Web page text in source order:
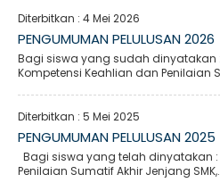
Diterbitkan : 4 Mei 2026
PENGUMUMAN PELULUSAN 2026
Bagi siswa yang sudah dinyatakan :
Kompetensi Keahlian dan Penilaian
Diterbitkan : 5 Mei 2025
PENGUMUMAN PELULUSAN 2025
Bagi siswa yang telah dinyatakan :
Penilaian Sumatif Akhir Jenjang